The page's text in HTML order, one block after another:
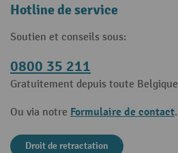
Hotline de service
Soutien et conseils sous:
0800 35 211
Gratuitement depuis toute Belgique
Ou via notre Formulaire de contact.
Droit de retractation